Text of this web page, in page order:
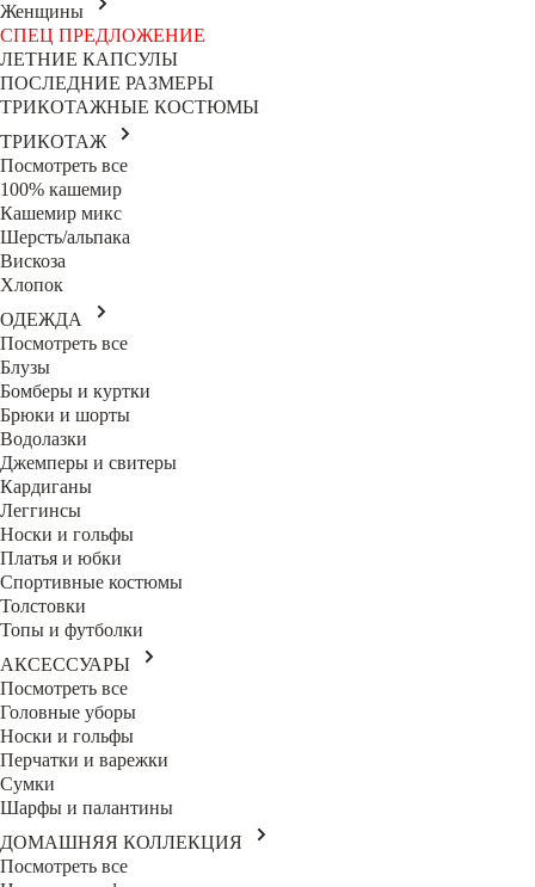
Женщины
СПЕЦ ПРЕДЛОЖЕНИЕ
ЛЕТНИЕ КАПСУЛЫ
ПОСЛЕДНИЕ РАЗМЕРЫ
ТРИКОТАЖНЫЕ КОСТЮМЫ
ТРИКОТАЖ
Посмотреть все
100% кашемир
Кашемир микс
Шерсть/альпака
Вискоза
Хлопок
ОДЕЖДА
Посмотреть все
Блузы
Бомберы и куртки
Брюки и шорты
Водолазки
Джемперы и свитеры
Кардиганы
Леггинсы
Носки и гольфы
Платья и юбки
Спортивные костюмы
Толстовки
Топы и футболки
АКСЕССУАРЫ
Посмотреть все
Головные уборы
Носки и гольфы
Перчатки и варежки
Сумки
Шарфы и палантины
ДОМАШНЯЯ КОЛЛЕКЦИЯ
Посмотреть все